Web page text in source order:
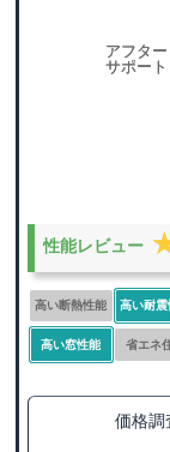
性能レビュー
高い断熱性能 高い耐
高い窓性能 省エネ
価格調